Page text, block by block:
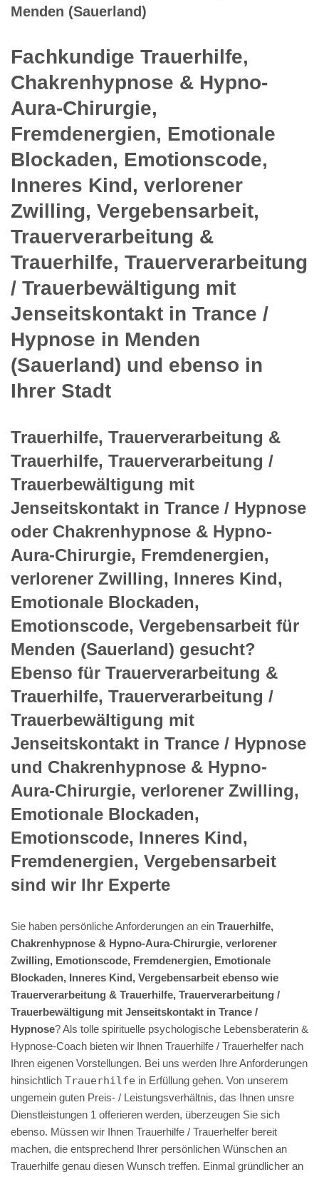
Menden (Sauerland)
Fachkundige Trauerhilfe,
Chakrenhypnose & Hypno-
Aura-Chirurgie,
Fremdenergien, Emotionale
Blockaden, Emotionscode,
Inneres Kind, verlorener
Zwilling, Vergebensarbeit,
Trauerverarbeitung &
Trauerhilfe, Trauerverarbeitung
/ Trauerbewältigung mit
Jenseitskontakt in Trance /
Hypnose in Menden
(Sauerland) und ebenso in
Ihrer Stadt
Trauerhilfe, Trauerverarbeitung &
Trauerhilfe, Trauerverarbeitung /
Trauerbewältigung mit
Jenseitskontakt in Trance / Hypnose
oder Chakrenhypnose & Hypno-
Aura-Chirurgie, Fremdenergien,
verlorener Zwilling, Inneres Kind,
Emotionale Blockaden,
Emotionscode, Vergebensarbeit für
Menden (Sauerland) gesucht?
Ebenso für Trauerverarbeitung &
Trauerhilfe, Trauerverarbeitung /
Trauerbewältigung mit
Jenseitskontakt in Trance / Hypnose
und Chakrenhypnose & Hypno-
Aura-Chirurgie, verlorener Zwilling,
Emotionale Blockaden,
Emotionscode, Inneres Kind,
Fremdenergien, Vergebensarbeit
sind wir Ihr Experte
Sie haben persönliche Anforderungen an ein Trauerhilfe,
Chakrenhypnose & Hypno-Aura-Chirurgie, verlorener
Zwilling, Emotionscode, Fremdenergien, Emotionale
Blockaden, Inneres Kind, Vergebensarbeit ebenso wie
Trauerverarbeitung & Trauerhilfe, Trauerverarbeitung /
Trauerbewältigung mit Jenseitskontakt in Trance /
Hypnose? Als tolle spirituelle psychologische Lebensberaterin &
Hypnose-Coach bieten wir Ihnen Trauerhilfe / Trauerhelfer nach
Ihren eigenen Vorstellungen. Bei uns werden Ihre Anforderungen
hinsichtlich Trauerhilfe in Erfüllung gehen. Von unserem
ungemein guten Preis- / Leistungsverhältnis, das Ihnen unsre
Dienstleistungen 1 offerieren werden, überzeugen Sie sich
ebenso. Müssen wir Ihnen Trauerhilfe / Trauerhelfer bereit
machen, die entsprechend Ihrer persönlichen Wünschen an
Trauerhilfe genau diesen Wunsch treffen. Einmal gründlicher an